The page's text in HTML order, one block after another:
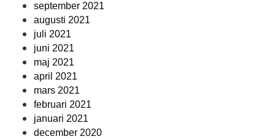
september 2021
augusti 2021
juli 2021
juni 2021
maj 2021
april 2021
mars 2021
februari 2021
januari 2021
december 2020